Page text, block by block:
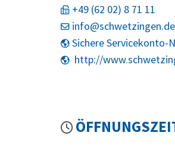
+49 (62 02) 8 71 11
info@schwetzingen.de
Sichere Servicekonto-
http://